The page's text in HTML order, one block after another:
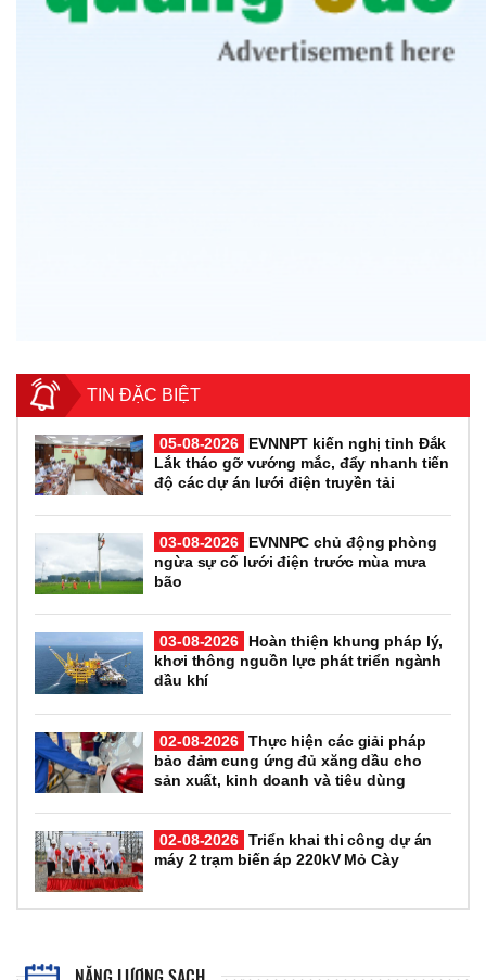
TIN ĐẶC BIỆT
05-08-2026
EVNNPT kiến nghị tỉnh Đắk
Lắk tháo gỡ vướng mắc, đẩy nhanh tiến
độ các dự án lưới điện truyền tải
03-08-2026
EVNNPC chủ động phòng
ngừa sự cố lưới điện trước mùa mưa
bão
03-08-2026
Hoàn thiện khung pháp lý,
khơi thông nguồn lực phát triển ngành
dầu khí
02-08-2026 Thực hiện các giải pháp
bảo đảm cung ứng đủ xăng dầu cho
sản xuất, kinh doanh và tiêu dùng
02-08-2026 Triển khai thi công dự án
máy 2 trạm biến áp 220kV Mỏ Cày